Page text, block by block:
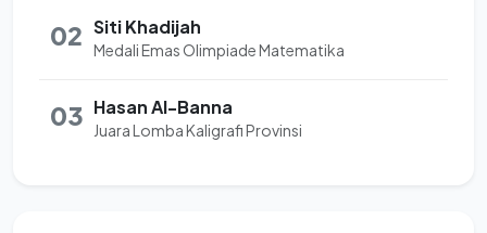
02 Siti Khadijah
Medali Emas Olimpiade Matematika
03 Hasan Al-Banna
Juara Lomba Kaligrafi Provinsi